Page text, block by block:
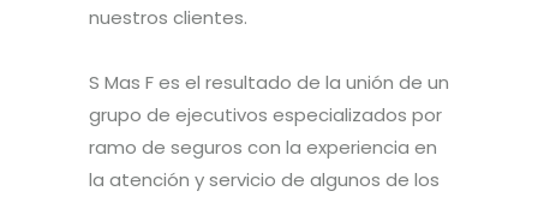
nuestros clientes.
S Mas F es el resultado de la unión de un
grupo de ejecutivos especializados por
ramo de seguros con la experiencia en
la atención y servicio de algunos de los